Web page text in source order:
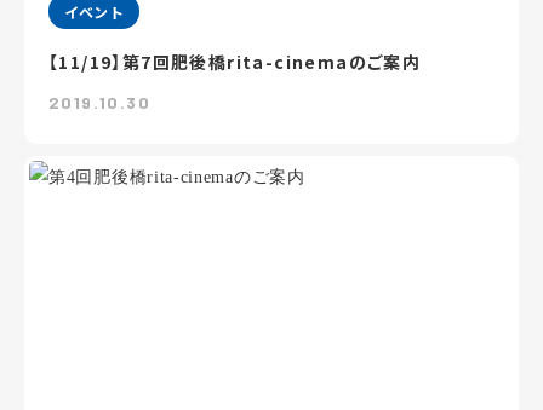
イベント
【11/19】第7回肥後橋rita-cinemaのご案内
2019.10.30